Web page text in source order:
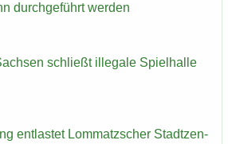
durch­ge­führt wer­den
schließt il­le­ga­le Spiel­hal­le
ent­las­tet Lom­matz­scher Stadt­zen­